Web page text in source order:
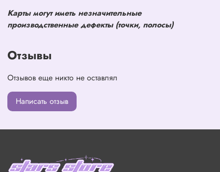
Карты могут иметь незначительные
производственные дефекты (точки, полосы)
Отзывы
Отзывов еще никто не оставлял
Написать отзыв